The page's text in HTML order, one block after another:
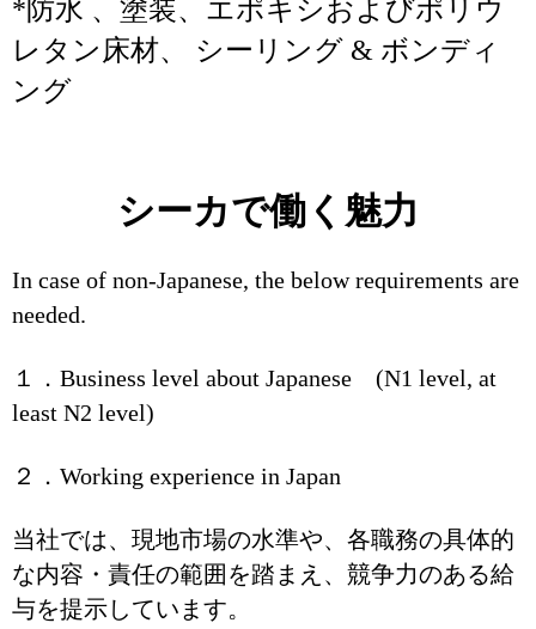
*防水 、塗装、エポキシおよびポリウ
レタン床材、 シーリング & ボンディ
ング
シーカで働く魅力
In case of non-Japanese, the below requirements are
needed.
１．Business level about Japanese (N1 level, at
least N2 level)
２．Working experience in Japan
当社では、現地市場の水準や、各職務の具体的
な内容・責任の範囲を踏まえ、競争力のある給
与を提示しています。